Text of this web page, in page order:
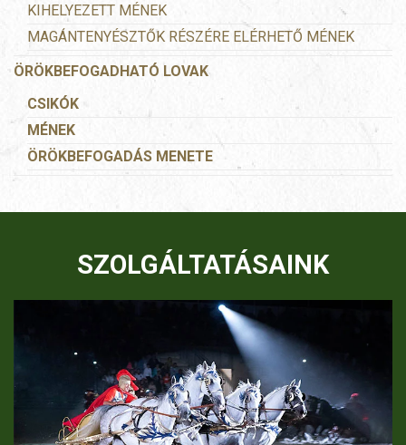
KIHELYEZETT MÉNEK
MAGÁNTENYÉSZTŐK RÉSZÉRE ELÉRHETŐ MÉNEK
ÖRÖKBEFOGADHATÓ LOVAK
CSIKÓK
MÉNEK
ÖRÖKBEFOGADÁS MENETE
SZOLGÁLTATÁSAINK